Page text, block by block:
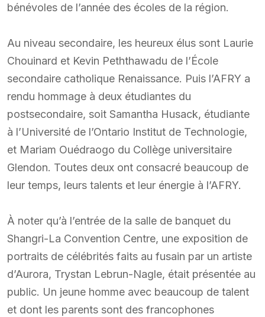
bénévoles de l’année des écoles de la région.
Au niveau secondaire, les heureux élus sont Laurie
Chouinard et Kevin Peththawadu de l’École
secondaire catholique Renaissance. Puis l’AFRY a
rendu hommage à deux étudiantes du
postsecondaire, soit Samantha Husack, étudiante
à l’Université de l’Ontario Institut de Technologie,
et Mariam Ouédraogo du Collège universitaire
Glendon. Toutes deux ont consacré beaucoup de
leur temps, leurs talents et leur énergie à l’AFRY.
À noter qu’à l’entrée de la salle de banquet du
Shangri-La Convention Centre, une exposition de
portraits de célébrités faits au fusain par un artiste
d’Aurora, Trystan Lebrun-Nagle, était présentée au
public. Un jeune homme avec beaucoup de talent
et dont les parents sont des francophones